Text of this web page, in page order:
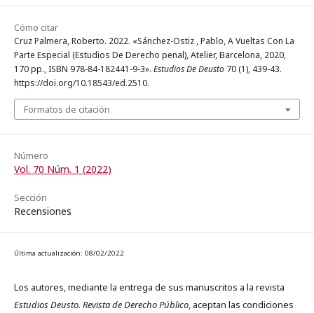
Cómo citar
Cruz Palmera, Roberto. 2022. «Sánchez-Ostiz , Pablo, A Vueltas Con La
Parte Especial (Estudios De Derecho penal), Atelier, Barcelona, 2020,
170 pp., ISBN 978-84-182441-9-3». Estudios De Deusto 70 (1), 439-43.
https://doi.org/10.18543/ed.2510.
Formatos de citación
Número
Vol. 70 Núm. 1 (2022)
Sección
Recensiones
Última actualización: 08/02/2022
Los autores, mediante la entrega de sus manuscritos a la revista
Estudios Deusto. Revista de Derecho Público, aceptan las condiciones